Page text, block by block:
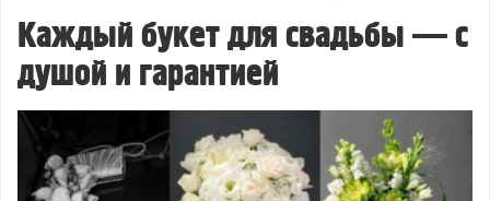
Каждый букет для свадьбы — с
душой и гарантией